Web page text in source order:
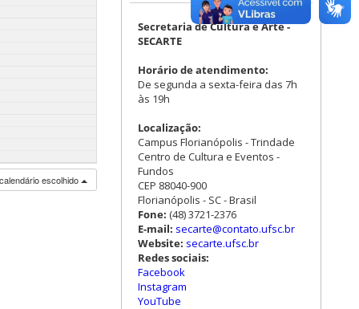
escolhido
Secretaria de Cultura e Arte -
SECARTE
Horário de atendimento:
De segunda a sexta-feira das 7h
às 19h
Localização:
Campus Florianópolis - Trindade
Centro de Cultura e Eventos -
Fundos
CEP 88040-900
Florianópolis - SC - Brasil
Fone: (48) 3721-2376
E-mail: secarte@contato.ufsc.br
Website: secarte.ufsc.br
Redes sociais:
Facebook
Instagram
YouTube